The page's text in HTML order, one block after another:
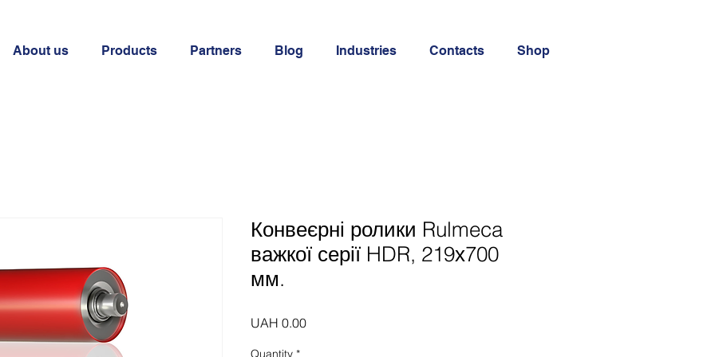
About us Products Partners Blog Industries Contacts Shop
Конвеєрні ролики Rulmeca
важкої серії HDR, 219х700
мм.
UAH 0.00Price
Quantity *